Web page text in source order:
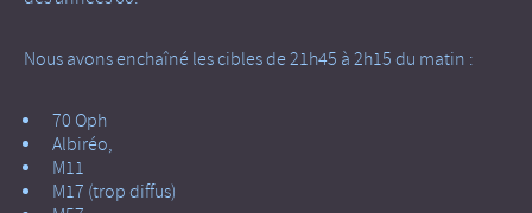
Nous avons enchaîné les cibles de 21h45 à 2h15 du matin :
70 Oph
Albiréo,
M11
M17 (trop diffus)